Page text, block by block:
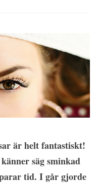
är helt fantastiskt!
säg sminkad
tid. I går gjorde